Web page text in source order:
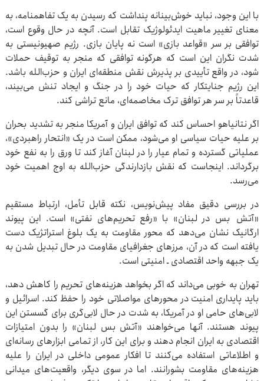
با این وجود، نباید خوش‌بینانه پنداشت که رسیدن به یک تفاهمنامه، به
معنای تغییر ماهیت ایدئولوژیک تقابل است. آنچه در حال وقوع است،
توافقی بر سر «قواعد بازی» است نه پایان بازی. رژیم صهیونیستی به
شدت نگران این است که هرگونه توافقی که منجر به توقیف حملات
شود، در واقع تأییدی بر پذیرش نقش منطقه‌ای ایران و حزب‌الله باشد.
این رژیم جنایتکار که حیات خود را در جنگ و ایجاد تنش می‌بیند،
قاعدتاً بر سر هر توافق ترک مخاصمه‌ای، مانع تراشی کند.
اگر نتانیاهو احساس کند که توافق ایران و آمریکا منجر به تشدید بحران
بر علیه حیات سیاسی او می‌شود، ممکن است در یک «انتحار راهبردی»،
عملیاتی گسترده و تمام عیار را در لبنان آغاز کند تا ورق را به نفع خود
برگرداند. اینجاست که نقش بازدارندگی حزب‌الله به اوج اهمیت خود
می‌رسد.
در بررسی دقیق مفاد پیش‌نویس، نکته‌ قابل تأمل، ارتباط مستقیم
«آتش بس در لبنان» با «رفع تحریم‌های نفتی» است. این پیوند
ارگانیک نشان می‌دهد که محور مقاومت به یک بلوغ استراتژیک دست
یافته است که در آن، مرزهای جغرافیای مقاومت در حال تبدیل شدن به
یک جبهه‌ واحد اقتصادی ـ امنیتی است.
تهران به خوبی می‌داند که اگر بخواهد هزینه‌های تحریم را کاهش دهد،
باید پایداری امنیت در محورهای مواصلاتی خود را حفظ کند. اسرائیل و
لابی‌های حامی او در آمریکا، به شدت در حال لابی‌گری برای گسستن این
پیوند هستند. آنها می‌خواهند «آتش بس لبنان» را بدون امتیازات
اقتصادی به ایران انجام دهند و برای این کار، از تمامی ابزارهای رسانه‌ای
و اطلاعاتی استفاده می‌کنند تا افکار عمومی داخلی در ایران را علیه
هزینه‌های مقاومت بشورانند. اما در سوی دیگر، واقعیت‌های میدانی